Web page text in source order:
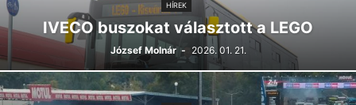
HÍREK
IVECO buszokat választott a LEGO
József Molnár - 2026. 01. 21.